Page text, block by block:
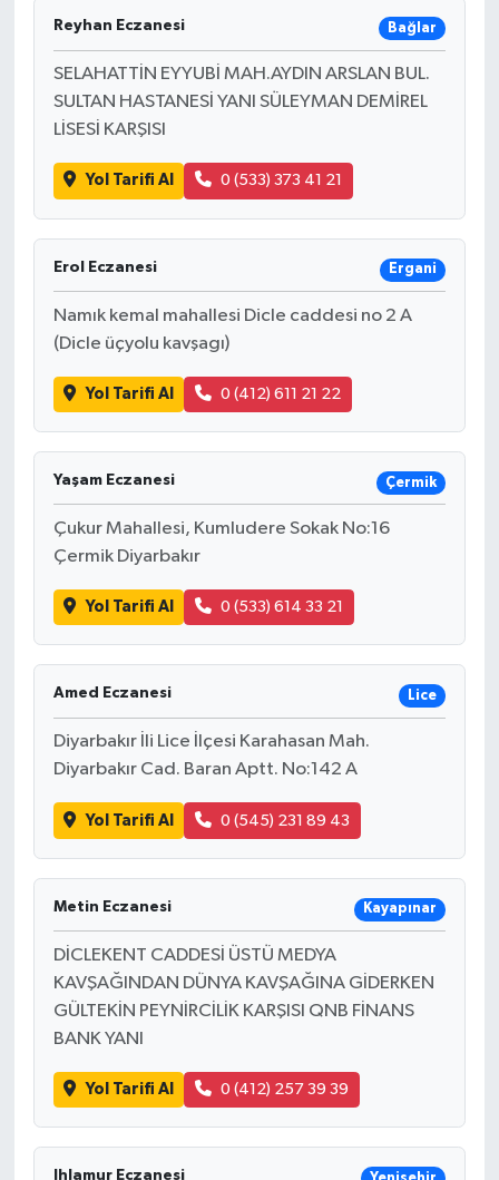
Reyhan Eczanesi Bağlar
SELAHATTİN EYYUBİ MAH.AYDIN ARSLAN BUL.
SULTAN HASTANESİ YANI SÜLEYMAN DEMİREL
LİSESİ KARŞISI
Yol Tarifi Al 0 (533) 373 41 21
Erol Eczanesi Ergani
Namık kemal mahallesi Dicle caddesi no 2 A
(Dicle üçyolu kavşagı)
Yol Tarifi Al 0 (412) 611 21 22
Yaşam Eczanesi Çermik
Çukur Mahallesi, Kumludere Sokak No:16
Çermik Diyarbakır
Yol Tarifi Al 0 (533) 614 33 21
Amed Eczanesi Lice
Diyarbakır İli Lice İlçesi Karahasan Mah.
Diyarbakır Cad. Baran Aptt. No:142 A
Yol Tarifi Al 0 (545) 231 89 43
Metin Eczanesi Kayapınar
DİCLEKENT CADDESİ ÜSTÜ MEDYA
KAVŞAĞINDAN DÜNYA KAVŞAĞINA GİDERKEN
GÜLTEKİN PEYNİRCİLİK KARŞISI QNB FİNANS
BANK YANI
Yol Tarifi Al 0 (412) 257 39 39
Ihlamur Eczanesi